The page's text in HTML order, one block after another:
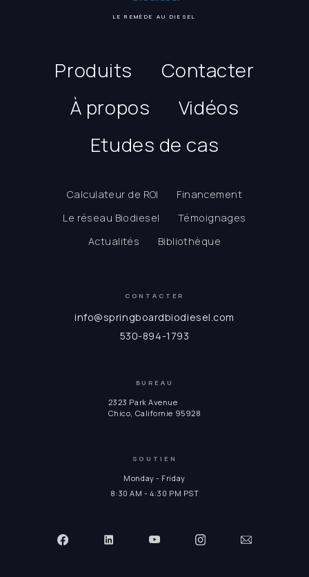
LE REMÈDE AU DIESEL
Produits
Contacter
À propos
Vidéos
Etudes de cas
Calculateur de ROI
Financement
Le réseau Biodiesel
Témoignages
Actualités
Bibliothèque
CONTACTER
info@springboardbiodiesel.com
530-894-1793
BUREAU
2323 Park Avenue
Chico, Californie 95928
SOUTIEN
Monday - Friday
8:30 AM - 4:30 PM PST